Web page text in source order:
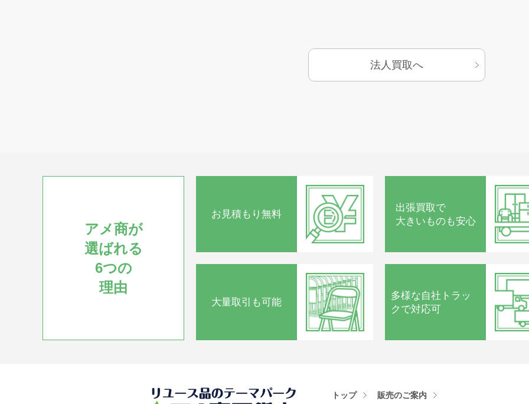
×3、イス×12
・器、厨房小物など 他：おまとめ
法人買取へ
アメ商が
選ばれる
6つの
理由
お見積もり無料
出張買取で
大きいものも安心
大量取引も可能
多様な自社トラッ
クで対応可
トップ 販売のご案内